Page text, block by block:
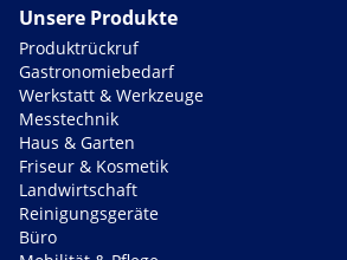
Unsere Produkte
Produktrückruf
Gastronomiebedarf
Werkstatt & Werkzeuge
Messtechnik
Haus & Garten
Friseur & Kosmetik
Landwirtschaft
Reinigungsgeräte
Büro